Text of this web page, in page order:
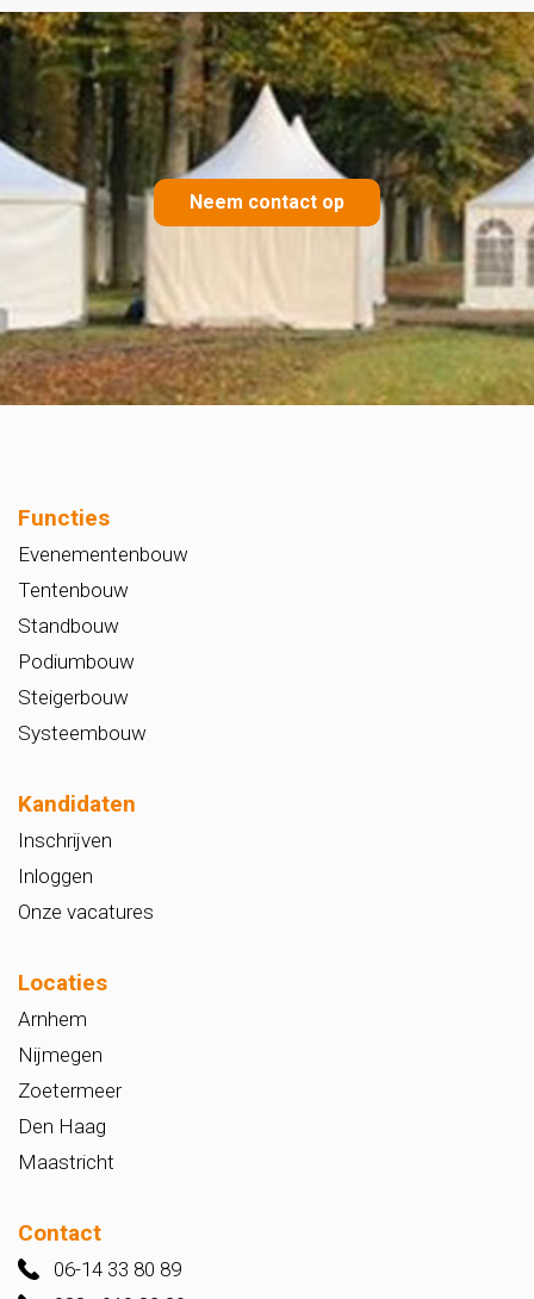
Neem contact op
Functies
Evenementenbouw
Tentenbouw
Standbouw
Podiumbouw
Steigerbouw
Systeembouw
Kandidaten
Inschrijven
Inloggen
Onze vacatures
Locaties
Arnhem
Nijmegen
Zoetermeer
Den Haag
Maastricht
Contact
06-14 33 80 89